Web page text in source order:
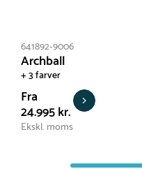
641892-9006
Archball
+ 3 farver
Fra
24.995 kr.
Ekskl. moms